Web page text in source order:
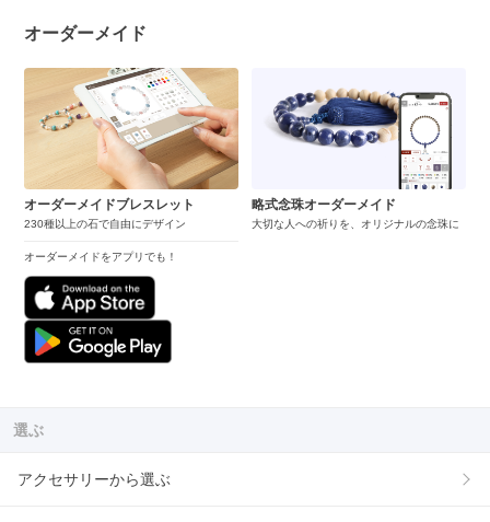
オーダーメイド
オーダーメイドブレスレット
230種以上の石で自由にデザイン
オーダーメイドをアプリでも！
略式念珠オーダーメイド
大切な人への祈りを、オリジナルの念珠に
選ぶ
アクセサリーから選ぶ